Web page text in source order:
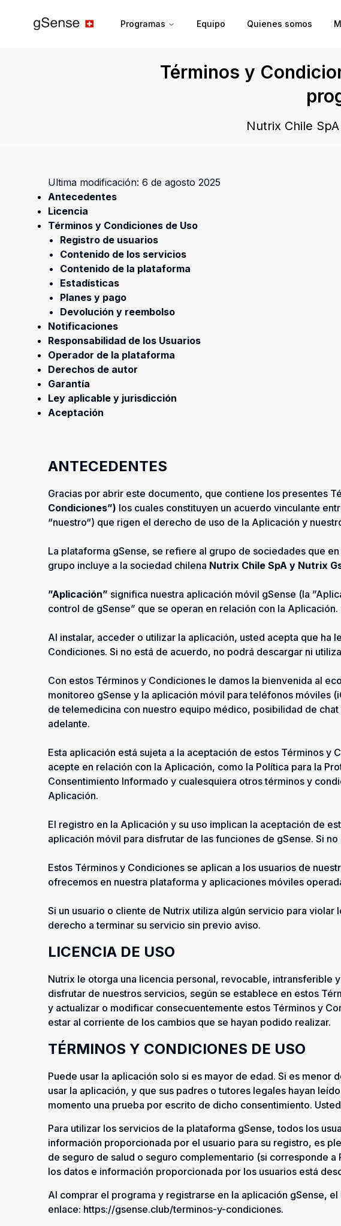
Programas Equipo Quienes somos
Términos y
Nutrix Chile
Ultima modificación: 6 de agosto 2025
Antecedentes
Licencia
Términos y Condiciones de Uso
Registro de usuarios
Contenido de los servicios
Contenido de la plataforma
Estadísticas
Planes y pago
Devolución y reembolso
Notificaciones
Responsabilidad de los Usuarios
Operador de la plataforma
Derechos de autor
Garantía
Ley aplicable y jurisdicción
Aceptación
ANTECEDENTES
Gracias por abrir este documento, que contiene los presentes
Condiciones”) los cuales constituyen un acuerdo vinculante
“nuestro“) que rigen el derecho de uso de la Aplicación y
La plataforma gSense, se refiere al grupo de sociedades que
grupo incluye a la sociedad chilena Nutrix Chile SpA y Nutrix
”Aplicación” significa nuestra aplicación móvil gSense (la
control de gSense” que se operan en relación con la
Al instalar, acceder o utilizar la aplicación, usted acepta que
Condiciones. Si no está de acuerdo, no podrá descargar ni
Con estos Términos y Condiciones le damos la bienvenida al
monitoreo gSense y la aplicación móvil para teléfonos móviles
de telemedicina con nuestro equipo médico, posibilidad de
adelante.
Esta aplicación está sujeta a la aceptación de estos Términos
acepte en relación con la Aplicación, como la Política para la
Consentimiento Informado y cualesquiera otros términos y
Aplicación.
El registro en la Aplicación y su uso implican la aceptación de
aplicación móvil para disfrutar de las funciones de gSense. Si
Estos Términos y Condiciones se aplican a los usuarios de
ofrecemos en nuestra plataforma y aplicaciones móviles
Si un usuario o cliente de Nutrix utiliza algún servicio para
derecho a terminar su servicio sin previo aviso.
LICENCIA DE USO
Nutrix le otorga una licencia personal, revocable, intransferible
disfrutar de nuestros servicios, según se establece en estos
y actualizar o modificar consecuentemente estos Términos y
estar al corriente de los cambios que se hayan podido realizar.
TÉRMINOS Y CONDICIONES DE USO
Puede usar la aplicación solo si es mayor de edad. Si es
usar la aplicación, y que sus padres o tutores legales hayan
momento una prueba por escrito de dicho consentimiento.
Para utilizar los servicios de la plataforma gSense, todos los
información proporcionada por el usuario para su registro, es
de seguro de salud o seguro complementario (si corresponde
los datos e información proporcionada por los usuarios está
Al comprar el programa y registrarse en la aplicación gSense,
enlace: https://gsense.club/terminos-y-condiciones.